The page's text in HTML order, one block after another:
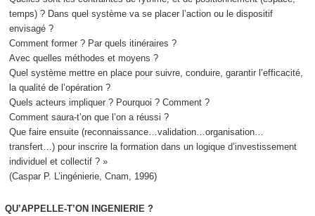
temps) ? Dans quel système va se placer l’action ou le dispositif
envisagé ?
Comment former ? Par quels itinéraires ?
Avec quelles méthodes et moyens ?
Quel système mettre en place pour suivre, conduire, garantir l’efficacité,
la qualité de l’opération ?
Quels acteurs impliquer ? Pourquoi ? Comment ?
Comment saura-t’on que l’on a réussi ?
Que faire ensuite (reconnaissance…validation…organisation…
transfert…) pour inscrire la formation dans un logique d’investissement
individuel et collectif ? »
(Caspar P. L’ingénierie, Cnam, 1996)
QU’APPELLE-T’ON INGENIERIE ?